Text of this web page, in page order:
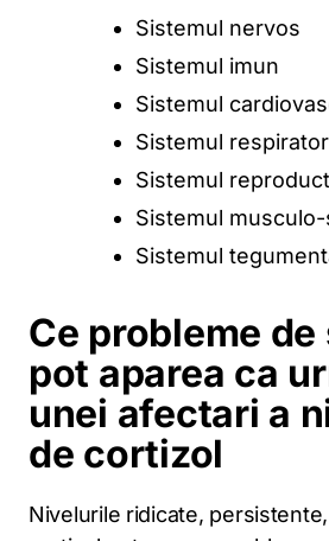
Sistemul nervos
Sistemul imun
Sistemul
Sistemul respirator
Sistemul
Sistemul
Sistemul
Ce probleme
pot aparea ca
unei afectari a
de cortizol
Nivelurile ridicate,